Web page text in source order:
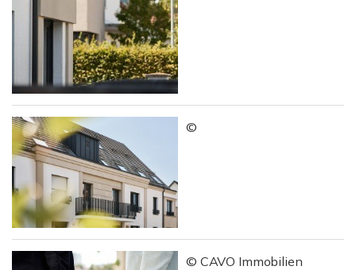
©
© CAVO Immobilien